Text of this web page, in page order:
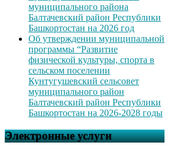
муниципального района
Балтачевский район Республики
Башкортостан на 2026 год
Об утверждении муниципальной
программы “Развитие
физической культуры, спорта в
сельском поселении
Кунтугушевский сельсовет
муниципального район
Балтачевский район Республики
Башкортостан на 2026-2028 годы
Электронные услуги